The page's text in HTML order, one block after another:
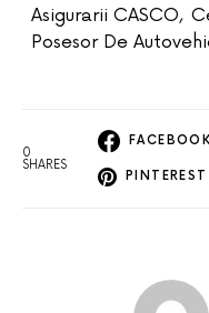
Asigurarii CASCO,
Posesor De
0
SHARES
PINTEREST